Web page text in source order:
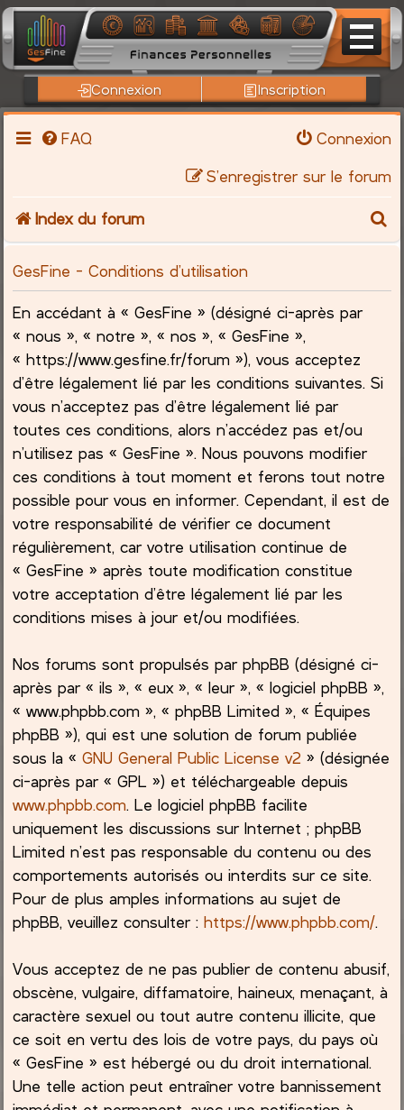
Connexion Inscription
FAQ
Connexion
S’enregistrer sur le forum
Index du forum
c
GesFine - Conditions d’utilisation
En accédant à « GesFine » (désigné ci-après par
« nous », « notre », « nos », « GesFine »,
« https://www.gesfine.fr/forum »), vous acceptez
d’être légalement lié par les conditions suivantes. Si
vous n’acceptez pas d’être légalement lié par
toutes ces conditions, alors n’accédez pas et/ou
n’utilisez pas « GesFine ». Nous pouvons modifier
ces conditions à tout moment et ferons tout notre
possible pour vous en informer. Cependant, il est de
votre responsabilité de vérifier ce document
régulièrement, car votre utilisation continue de
« GesFine » après toute modification constitue
votre acceptation d’être légalement lié par les
conditions mises à jour et/ou modifiées.
Nos forums sont propulsés par phpBB (désigné ci-
après par « ils », « eux », « leur », « logiciel phpBB »,
« www.phpbb.com », « phpBB Limited », « Équipes
phpBB »), qui est une solution de forum publiée
sous la «GNU General Public License v2 » (désignée
ci-après par « GPL ») et téléchargeable depuis
www.phpbb.com. Le logiciel phpBB facilite
uniquement les discussions sur Internet ; phpBB
Limited n’est pas responsable du contenu ou des
comportements autorisés ou interdits sur ce site.
Pour de plus amples informations au sujet de
phpBB, veuillez consulter :https://www.phpbb.com/.
Vous acceptez de ne pas publier de contenu abusif,
obscène, vulgaire, diffamatoire, haineux, menaçant, à
caractère sexuel ou tout autre contenu illicite, que
ce soit en vertu des lois de votre pays, du pays où
« GesFine » est hébergé ou du droit international.
Une telle action peut entraîner votre bannissement